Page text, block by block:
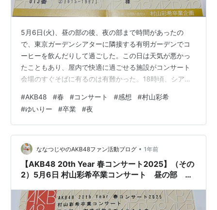
5月6日(火)、昼の部の後、夜の部まで時間があったの
で、東京ガーデンシアターに隣接する有明ガーデンでコ
ーヒーを飲んだりして過ごした。この日は天気が悪かっ
たこともあり、屋内で快適に過ごせる施設がコンサート
会場のすぐそばに有るのは有難かった。18時頃、シアタ
なもの(フライヤー)が配布される。 裏面に記載されてい
る演出企画の内容は昼の部と同じだった。シアターに入
場した後、せっかくなのでアリーナ席を見学。実際にコ
ンサートが行われてはいない状態なので、ステージ上の
AKB48のパフォーマンスがどのように見えるかは定かで
ないが、アリーナ席から見る景色はバルコ…
#AKB48 #春 #コンサート #感想 #村山彩希
#ゆいりー #卒業 #夜
ななつじやのAKB48ファン活動ブログ • 1年前
【AKB48 20th Year 春コンサート2025】（その
2）5月6日 村山彩希卒業コンサート 昼の部 〜